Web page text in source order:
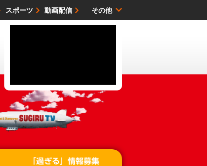
スポーツ 動画配信 その他
「過ぎる」情報募集